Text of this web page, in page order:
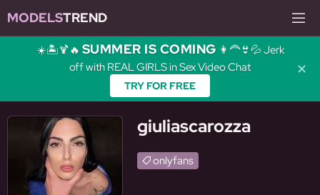
MODELSTREND
☀️🏝️🍹🔥 SUMMER IS COMING 👩‍🦰👙💦 Jerk
off with REAL GIRLS in Sex Video Chat
TRY FOR FREE
✕
giuliascarozza
onlyfans